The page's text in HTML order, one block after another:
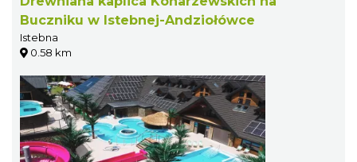
Buczniku w Istebnej-Andziołówce
Istebna
0.58 km